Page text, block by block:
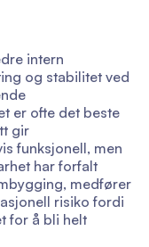
intern
og stabilitet ved
er ofte det beste
gir
funksjonell, men
har forfalt
medfører
risiko fordi
for å bli helt